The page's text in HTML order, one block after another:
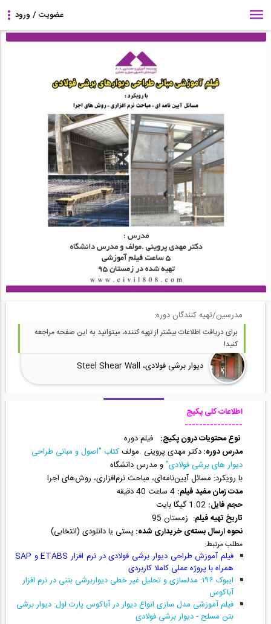
مدرسین/تهیه کنندگان دوره:
برای دریافت اطلاعات بیشتر از تهیه کننده، میتوانید به این صفحه مراجعه
کنید!
دیوار برشی فولادی، Steel Shear Wall
اطلاعات کلی پکیج
----------------
نوع محتویات درون پکیج: فیلم دوره
مدرس دوره:دکتر مهدی پروینی .مولف کتاب "اصول و مبانی طراحی
دیوار های برشی فولادی"و مدرس دانشگاه
با رویکرد: مسائل آیین‌نامه‌ای، مباحث نرم‌افزاری، روش‌های اجرا
مدت زمان مفید فیلم:
حجم فایل:
تاریخ تهیه فیلم: زمستان 95
نحوه ارسال بسته‌ی خریداری شده:پستی یا دانلودی (انتخابی)
مطلب مرتبط:
فیلم آموزش طراحی دیوار برشی فولادی در نرم افزار ETABS و SAP
همراه با پروژه عملی کاملا کاربردی
ایبوک ۱۹۶: مدلسازی و تحلیل غیر خطی دیواربرشی بتنی در نرم افزار
آباکوس
فیلم آموزشی مدل سازی انواع دیوار در آباکوس پارت اول: دیوار برشی
بتن‌ مسلح - دیوار برشی فولادی